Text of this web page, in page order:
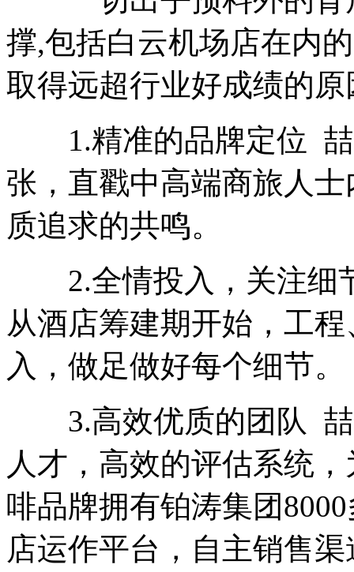
撑,包括白云机场店在内
取得远超行业好成绩的
1.精准的品牌定位 喆·
张，直戳中高端商旅人
质追求的共鸣。
2.全情投入，关注细
从酒店筹建期开始，工
入，做足做好每个细节。
3.高效优质的团队 喆·
人才，高效的评估系统
啡品牌拥有铂涛集团
店运作平台，自主销售